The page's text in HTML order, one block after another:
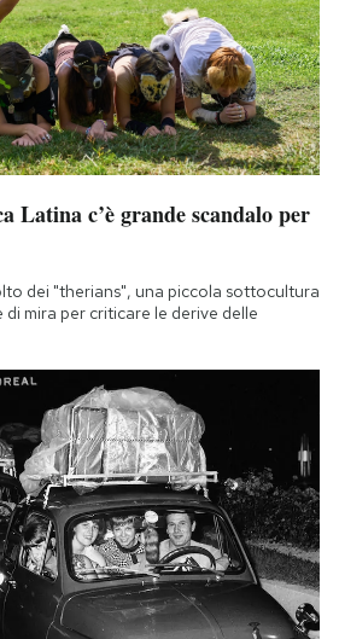
Latina c’è grande scandalo per
dei "therians", una piccola sottocultura
mira per criticare le derive delle